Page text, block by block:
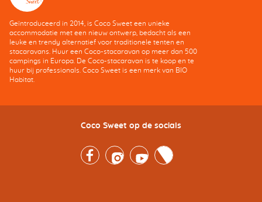
Geïntroduceerd in 2014, is Coco Sweet een unieke
accommodatie met een nieuw ontwerp, bedacht als een
leuke en trendy alternatief voor traditionele tenten en
stacaravans. Huur een Coco-stacaravan op meer dan 500
campings in Europa. De Coco-stacaravan is te koop en te
huur bij professionals. Coco Sweet is een merk van BIO
Habitat.
Coco Sweet op de socials
FacebookInstagramYoutubeTwitter